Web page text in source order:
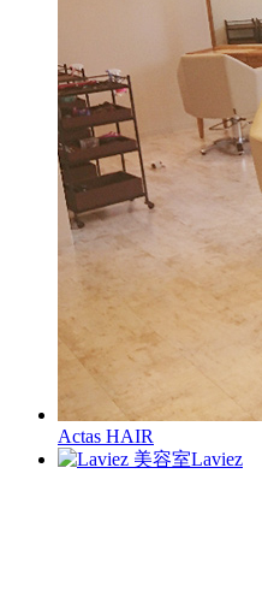
Actas HAIR
Laviez